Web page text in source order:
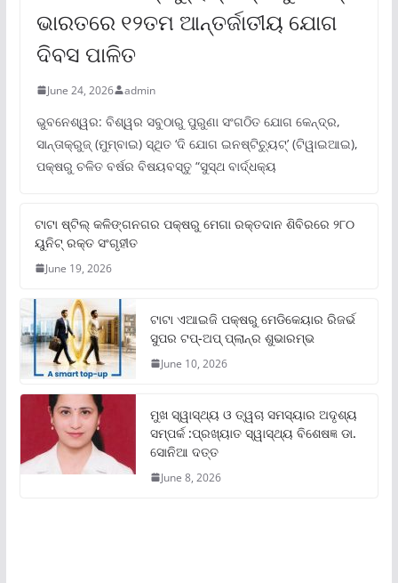
ଭାରତରେ ୧୨ତମ ଆନ୍ତର୍ଜାତୀୟ ଯୋଗ
ଦିବସ ପାଳିତ
June 24, 2026 admin
ଭୁବନେଶ୍ୱର: ବିଶ୍ୱର ସବୁଠାରୁ ପୁରୁଣା ସଂଗଠିତ ଯୋଗ କେନ୍ଦ୍ର,
ସାନ୍ତାକ୍ରୁଜ୍ (ମୁମ୍ବାଇ) ସ୍ଥିତ ‘ଦି ଯୋଗ ଇନଷ୍ଟିଚ୍ୟୁଟ୍‌’ (ଟିୱାଇଆଇ),
ପକ୍ଷରୁ ଚଳିତ ବର୍ଷର ବିଷୟବସ୍ତୁ “ସୁସ୍ଥ ବାର୍ଦ୍ଧକ୍ୟ
ଟାଟା ଷ୍ଟିଲ୍‌ କଳିଙ୍ଗନଗର ପକ୍ଷରୁ ମେଗା ରକ୍ତଦାନ ଶିବିରରେ ୨୮୦
ୟୁନିଟ୍‌ ରକ୍ତ ସଂଗୃହୀତ
June 19, 2026
ଟାଟା ଏଆଇଜି ପକ୍ଷରୁ ମେଡିକେୟାର ରିଜର୍ଭ
ସୁପର ଟପ୍‌-ଅପ୍ ପ୍ଲାନ୍‌ର ଶୁଭାରମ୍ଭ
June 10, 2026
ମୁଖ ସ୍ୱାସ୍ଥ୍ୟ ଓ ତ୍ୱଚା ସମସ୍ୟାର ଅଦୃଶ୍ୟ
ସମ୍ପର୍କ :ପ୍ରଖ୍ୟାତ ସ୍ୱାସ୍ଥ୍ୟ ବିଶେଷଜ୍ଞ ଡା.
ସୋନିଆ ଦତ୍ତ
June 8, 2026